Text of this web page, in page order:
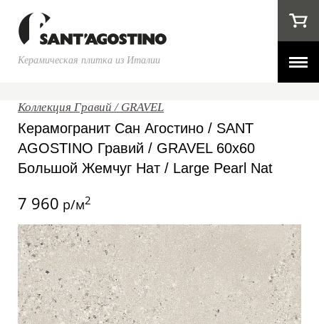
Керамическая плитка из Италии
Коллекция Гравий / GRAVEL
Керамогранит Сан Агостино / SANT
AGOSTINO Гравий / GRAVEL 60x60
Большой Жемчуг Нат / Large Pearl Nat
7 960 р/м2